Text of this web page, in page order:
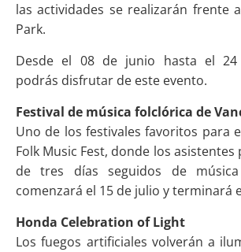
las actividades se realizarán frente
Park.
Desde el 08 de junio hasta el 24
podrás disfrutar de este evento.
Festival de música folclórica de
Uno de los festivales favoritos para
Folk Music Fest, donde los
de tres días seguidos de
comenzará el 15 de julio y terminará
Honda Celebration of Light
Los fuegos artificiales volverán a